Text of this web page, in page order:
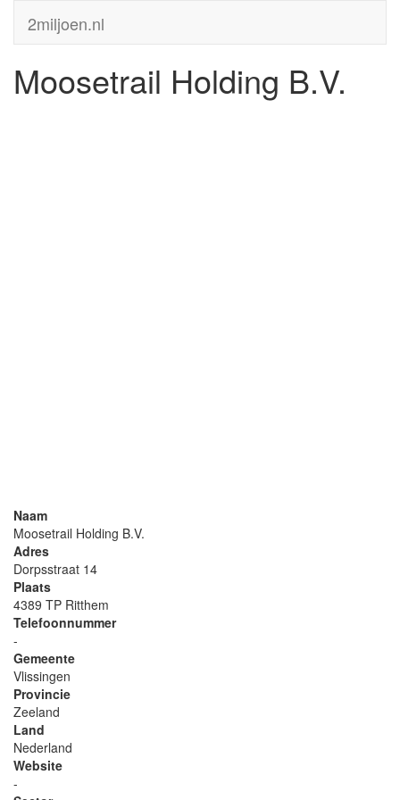
2miljoen.nl
Moosetrail Holding B.V.
Naam
Moosetrail Holding B.V.
Adres
Dorpsstraat 14
Plaats
4389 TP Ritthem
Telefoonnummer
-
Gemeente
Vlissingen
Provincie
Zeeland
Land
Nederland
Website
-